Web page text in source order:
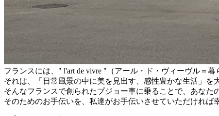
フランスには、" l'art de vivre "（アール・ド・ヴィーヴル＝
それは、「日常風景の中に美を見出す、感性豊かな生活」を
そんなフランスで創られたプジョー車に乗ることで、あなた
そのためのお手伝いを、私達がお手伝いさせていただければ